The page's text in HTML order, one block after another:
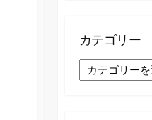
カテゴリー
カ
テ